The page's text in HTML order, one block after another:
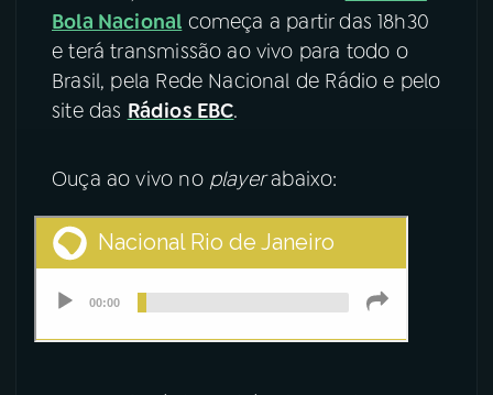
YouTube Facebook
Instagram X
TikTok
Bola Nacional começa a partir das 18h30
e terá transmissão ao vivo para todo o
Brasil, pela Rede Nacional de Rádio e pelo
site das Rádios EBC.
Ouça ao vivo no playerabaixo: